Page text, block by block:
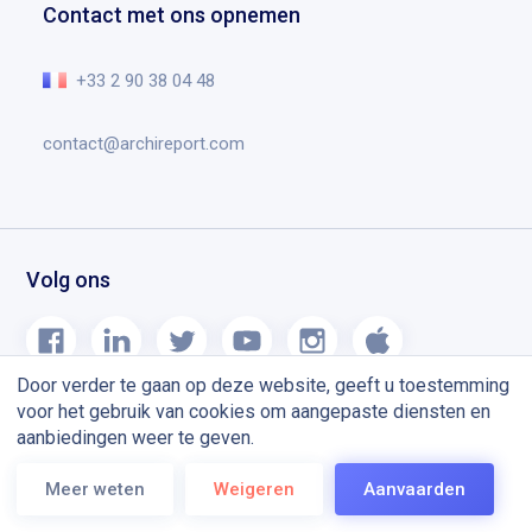
Door verder te gaan op deze website, geeft u toestemming
voor het gebruik van cookies om aangepaste diensten en
aanbiedingen weer te geven.
Meer weten Weigeren Aanvaarden
Planning chantier
Blog
Contact met ons opnemen
+33 2 90 38 04 48
contact@archireport.com
Volg ons
Mentions légales